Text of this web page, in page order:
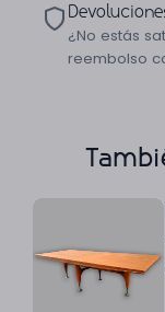
¿No estás
reembolso